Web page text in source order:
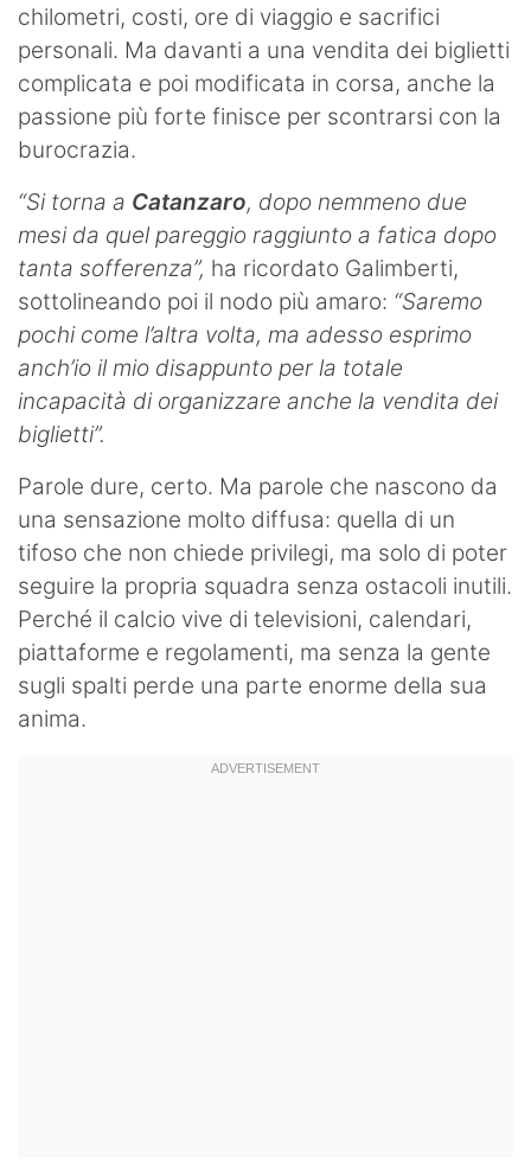
chilometri, costi, ore di viaggio e sacrifici
personali. Ma davanti a una vendita dei biglietti
complicata e poi modificata in corsa, anche la
passione più forte finisce per scontrarsi con la
burocrazia.
“Si torna a Catanzaro, dopo nemmeno due
mesi da quel pareggio raggiunto a fatica dopo
tanta sofferenza”, ha ricordato Galimberti,
sottolineando poi il nodo più amaro: “Saremo
pochi come l’altra volta, ma adesso esprimo
anch’io il mio disappunto per la totale
incapacità di organizzare anche la vendita dei
biglietti”.
Parole dure, certo. Ma parole che nascono da
una sensazione molto diffusa: quella di un
tifoso che non chiede privilegi, ma solo di poter
seguire la propria squadra senza ostacoli inutili.
Perché il calcio vive di televisioni, calendari,
piattaforme e regolamenti, ma senza la gente
sugli spalti perde una parte enorme della sua
anima.